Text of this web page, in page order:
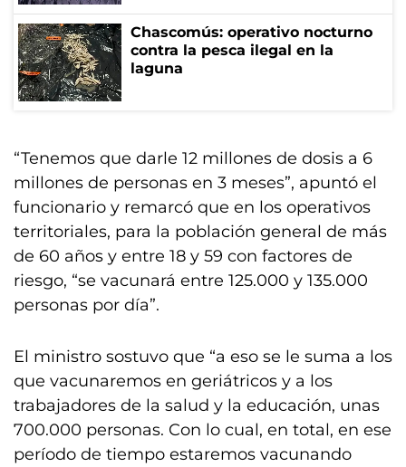
Chascomús: operativo nocturno
contra la pesca ilegal en la
laguna
“Tenemos que darle 12 millones de dosis a 6
millones de personas en 3 meses”, apuntó el
funcionario y remarcó que en los operativos
territoriales, para la población general de más
de 60 años y entre 18 y 59 con factores de
riesgo, “se vacunará entre 125.000 y 135.000
personas por día”.
El ministro sostuvo que “a eso se le suma a los
que vacunaremos en geriátricos y a los
trabajadores de la salud y la educación, unas
700.000 personas. Con lo cual, en total, en ese
período de tiempo estaremos vacunando